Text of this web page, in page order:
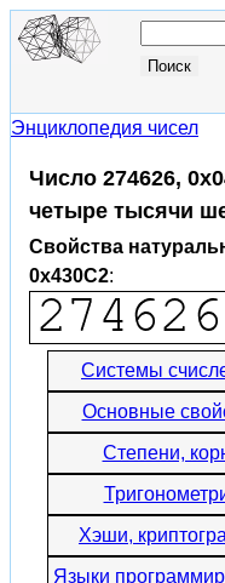
Энциклопедия чисел
Число 274626,
четыре тысячи
Свойства
0x430C2:
Системы
Основные
Степени,
Хэши,
Языки